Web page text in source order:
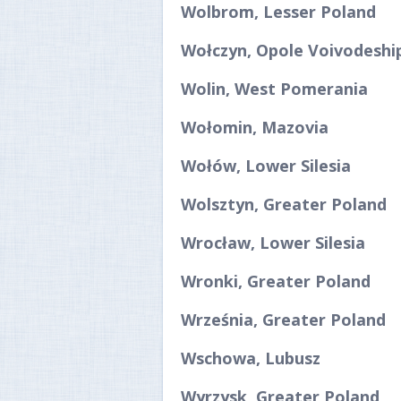
Wolbrom, Lesser Poland
Wołczyn, Opole
Wolin, West Pomerania
Wołomin, Mazovia
Wołów, Lower Silesia
Wolsztyn, Greater Poland
Wrocław, Lower Silesia
Wronki, Greater Poland
Września, Greater Poland
Wschowa, Lubusz
Wyrzysk, Greater Poland